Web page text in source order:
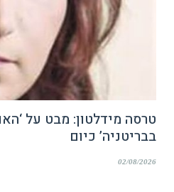
טרסה מידלטון: מבט על
בבריטניה’ כיום
02/08/2026